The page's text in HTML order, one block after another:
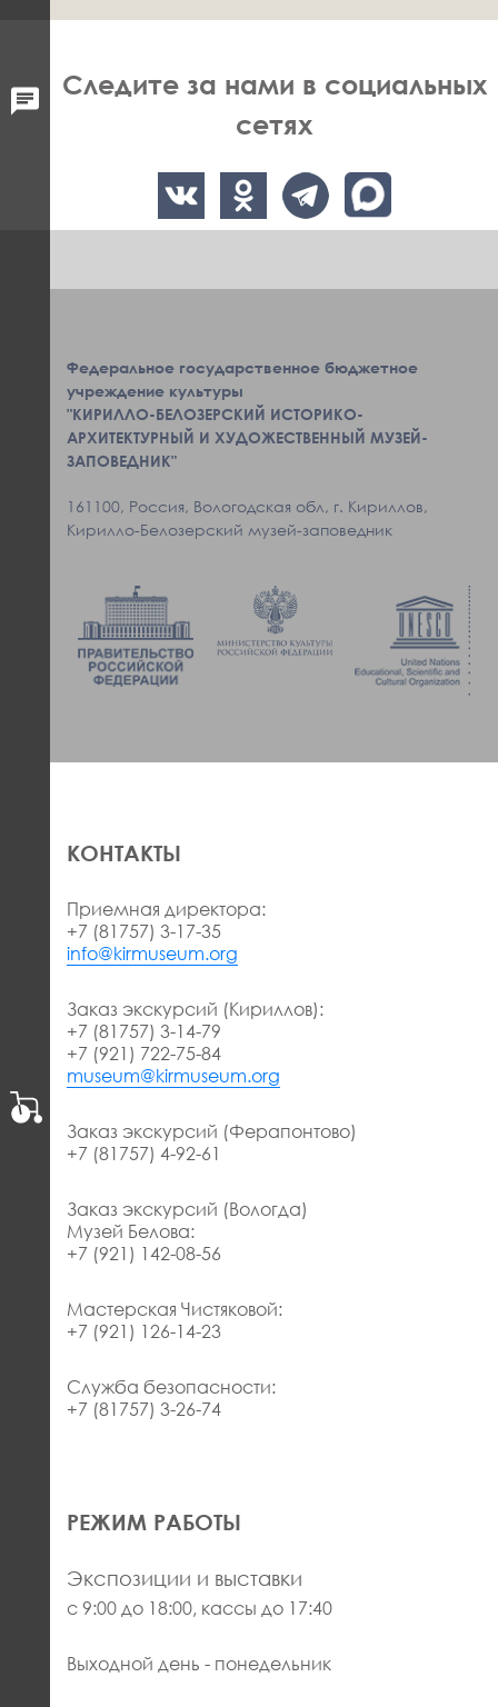
Следите за нами в социальных
сетях
Федеральное государственное бюджетное
учреждение культуры
"КИРИЛЛО-БЕЛОЗЕРСКИЙ ИСТОРИКО-
АРХИТЕКТУРНЫЙ И ХУДОЖЕСТВЕННЫЙ МУЗЕЙ-
ЗАПОВЕДНИК"
161100, Россия, Вологодская обл, г. Кириллов,
Кирилло-Белозерский музей-заповедник
КОНТАКТЫ
Приемная директора:
+7 (81757) 3-17-35
info@kirmuseum.org
Заказ экскурсий (Кириллов):
+7 (81757) 3-14-79
+7 (921) 722-75-84
museum@kirmuseum.org
Заказ экскурсий (Ферапонтово)
+7 (81757) 4-92-61
Заказ экскурсий (Вологда)
Музей Белова:
+7 (921) 142-08-56
Мастерская Чистяковой:
+7 (921) 126-14-23
Служба безопасности:
+7 (81757) 3-26-74
РЕЖИМ РАБОТЫ
Экспозиции и выставки
с 9:00 до 18:00, кассы до 17:40
Выходной день - понедельник